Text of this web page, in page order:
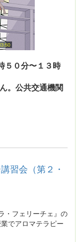
５０分〜１３時
。公共交通機関
習会（第２・
・フェリーチェ』の
でアロマテラピー